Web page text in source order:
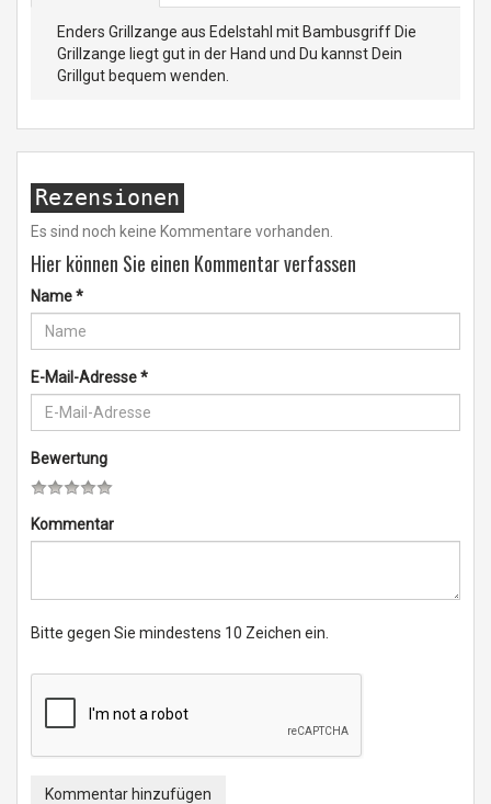
Enders Grillzange aus Edelstahl mit Bambusgriff Die
Grillzange liegt gut in der Hand und Du kannst Dein
Grillgut bequem wenden.
Rezensionen
Es sind noch keine Kommentare vorhanden.
Hier können Sie einen Kommentar verfassen
Name*
E-Mail-Adresse*
Bewertung
Kommentar
Bitte gegen Sie mindestens 10 Zeichen ein.
Kommentar hinzufügen